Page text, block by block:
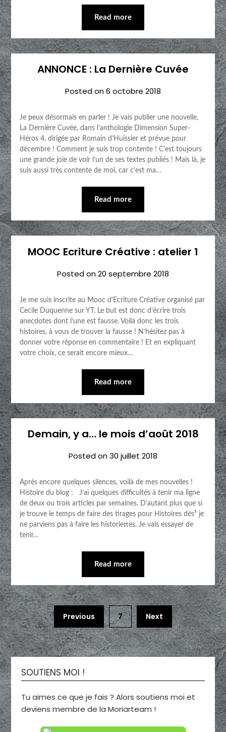
Read more
ANNONCE : La Dernière Cuvée
Posted on6 octobre 2018
Je peux désormais en parler ! Je vais publier une nouvelle,
La Dernière Cuvée, dans l’anthologie Dimension Super-
Héros 4, dirigée par Romain d’Huissier et prévue pour
décembre ! Comment je suis trop contente ! C’est toujours
une grande joie de voir l’un de ses textes publiés ! Mais là, je
suis aussi très contente de moi, car c’est ma…
Read more
MOOC Ecriture Créative : atelier 1
Posted on20 septembre 2018
Je me suis inscrite au Mooc d’Ecriture Créative organisé par
Cecile Duquenne sur YT. Le but est donc d’écrire trois
anecdotes dont l’une est fausse. Voilà donc les trois
histoires, à vous de trouver la fausse ! N’hésitez pas à
donner votre réponse en commentaire ! Et en expliquant
votre choix, ce serait encore mieux…
Read more
Demain, y a… le mois d’août 2018
Posted on30 juillet 2018
Après encore quelques silences, voilà de mes nouvelles !
Histoire du blog : J’ai quelques difficultés à tenir ma ligne
de deux ou trois articles par semaines. D’autant plus que si
je trouve le temps de faire des tirages pour Histoires dés³ je
ne parviens pas à faire les historiettes. Je vais essayer de
tenir…
Read more
Previous 7 Next
SOUTIENS MOI !
Tu aimes ce que je fais ? Alors soutiens moi et
deviens membre de la Moriarteam !